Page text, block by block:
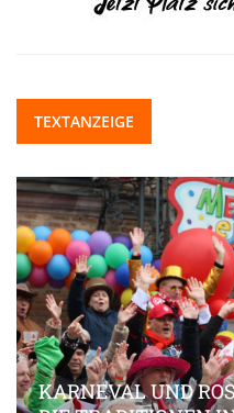
TEXTANZEIGE
KARNEVAL UND